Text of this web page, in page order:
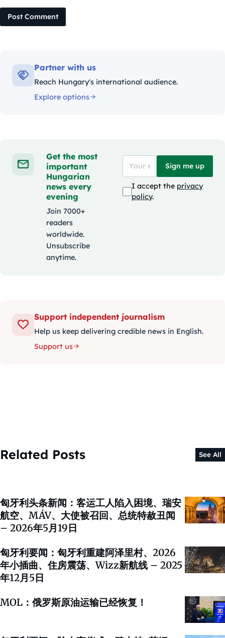
Post Comment
Partner with us
Reach Hungary's international audience.
Explore options
Get the most
important
Hungarian
news every
evening
Join 7000+
readers
worldwide.
Unsubscribe
anytime.
Sign me up
I accept the privacy
policy.
Support independent journalism
Help us keep delivering credible news in English.
Support us
Related Posts See All
匈牙利头条新闻：客运工人陷入困境、瑞安
航空、MÁV、大使被召回、总统特赦丑闻
– 2026年5月19日
匈牙利要闻：匈牙利重建阿泽里村、2026
年小插曲、住房震荡、Wizz新航线 – 2025
年12月5日
MOL：俄罗斯原油运输已经恢复！